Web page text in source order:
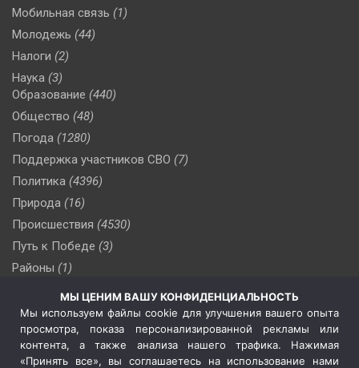
Мобильная связь (1)
Молодежь (44)
Налоги (2)
Наука (3)
Образование (440)
Общество (48)
Погода (1280)
Поддержка участников СВО (7)
Политика (4396)
Природа (16)
Происшествия (4530)
Путь к Победе (3)
Районы (1)
(510)
Сельское хозяйство (3)
Социальная политика
(3)
Спецоперация в Украине
МЫ ЦЕНИМ ВАШУ КОНФИДЕНЦИАЛЬНОСТЬ
Мы используем файлы cookie для улучшения вашего опыта
просмотра, показа персонализированной рекламы или
контента, а также анализа нашего трафика. Нажимая
«Принять все», вы соглашаетесь на использование нами